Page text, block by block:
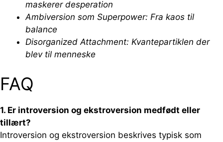
maskerer desperation
Ambiversion som Superpower: Fra kaos til
balance
Disorganized Attachment: Kvantepartiklen der
blev til menneske
FAQ
1. Er introversion og ekstroversion medfødt eller
tillært?
Introversion og ekstroversion beskrives typisk som